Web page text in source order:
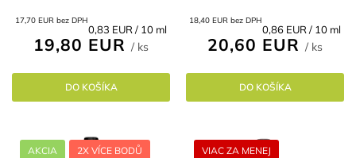
17,70 EUR bez DPH
19,80 EUR / ks
Jednotková
cena:
0,83 EUR / 10 ml
DO KOŠÍKA
normálnej funkcie mozgu V
kombinácii s cordycepsom
výrazne...
18,40 EUR bez DPH
20,60 EUR / ks
Jednotková
cena:
0,86 EUR / 10 ml
DO KOŠÍKA
cena/výkon/kvalita na trhu Vo
forme triglyceridov -
najvhodnejšie pre...
AKCIA 2X VÍCE BODŮ VIAC ZA MENEJ